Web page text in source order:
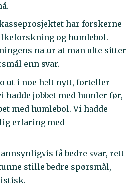
har forskerne
og humlebol.
natur at man ofte sitter
enn svar.
ut i noe helt nytt, forteller
hadde jobbet med humler før,
med humlebol. Vi hadde
erfaring med
få bedre svar, rett
stille bedre spørsmål,